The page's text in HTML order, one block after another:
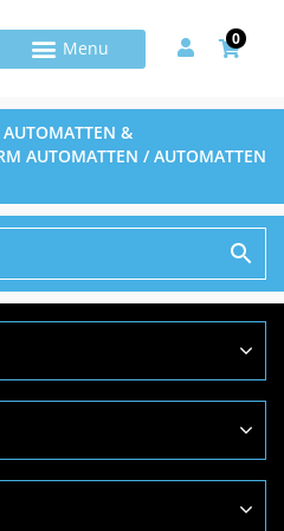
0
AUTOMATTEN &
AUTOMATTEN / AUTOMATTEN